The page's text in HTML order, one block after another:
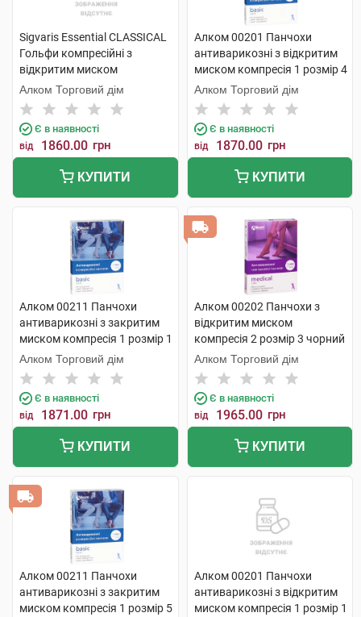
Sigvaris Essential CLASSICAL
Гольфи компресійні з
відкритим миском
компресія 2 PLUS large 1
пара
Алком Торговий дім
Є в наявності
від 1860.00 грн
КУПИТИ
Алком 00201 Панчохи
антиварикозні з відкритим
миском компресія 1 розмір 4
бежевий 1 пара
Алком Торговий дім
Є в наявності
від 1870.00 грн
КУПИТИ
Алком 00211 Панчохи
антиварикозні з закритим
миском компресія 1 розмір 1
чорні 1 пара
Алком Торговий дім
Є в наявності
від 1871.00 грн
КУПИТИ
Алком 00202 Панчохи з
відкритим миском
компресія 2 розмір 3 чорний
1 пара
Алком Торговий дім
Є в наявності
від 1965.00 грн
КУПИТИ
Алком 00211 Панчохи
антиварикозні з закритим
миском компресія 1 розмір 5
Алком 00201 Панчохи
антиварикозні з відкритим
миском компресія 1 розмір 1